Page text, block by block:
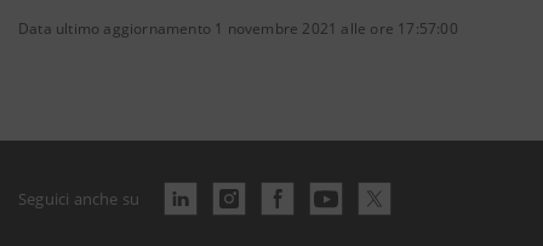
Data ultimo aggiornamento 1 novembre 2021 alle ore 17:57:00
Seguici anche su